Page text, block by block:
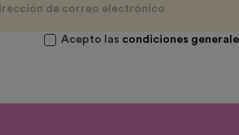
Acepto las condiciones